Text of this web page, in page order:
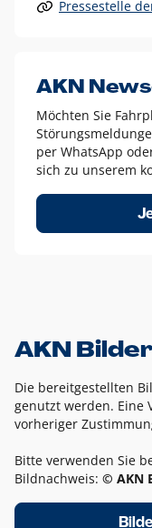
Alle anderen Logo-
Diese Ausnahmen
dem AKN Blau,
weißes Logo
schwarzes
Um das Logo herum
Höhe bzw. Breite des
Pressestelle
AKN
Möchten Sie
per WhatsApp
sich zu unserem
AKN
Die bereitgestellten
genutzt werden. Eine
vorheriger
Bitte verwenden Sie
Bildnachweis: © AKN